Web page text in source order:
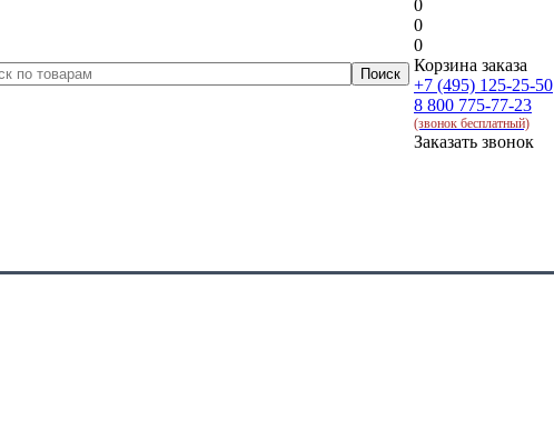
0
0
0
Корзина заказа
+7 (495) 125-25-50
8 800 775-77-23
(звонок бесплатный)
Заказать звонок